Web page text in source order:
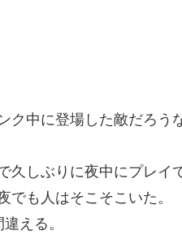
ク中に登場した敵だろうな
しぶりに夜中にプレイ
でも人はそこそこいた。
える。